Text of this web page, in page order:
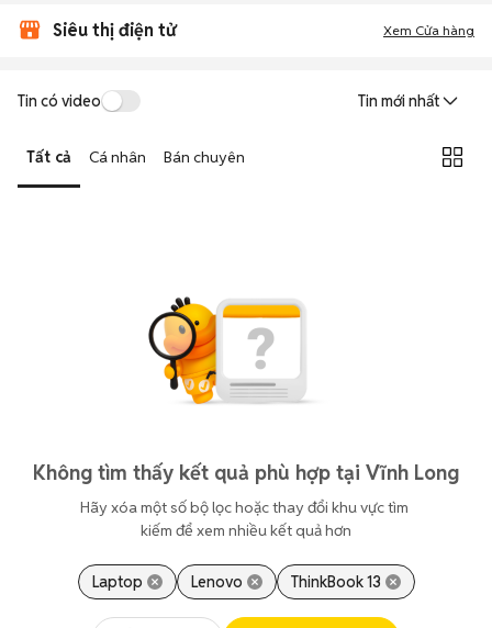
Siêu thị điện tử Xem Cửa hàng
Tin có video Tin mới nhất
Tất cả Cá nhân Bán chuyên
Không tìm thấy kết quả phù hợp tại Vĩnh Long
Hãy xóa một số bộ lọc hoặc thay đổi khu vực tìm
kiếm để xem nhiều kết quả hơn
Laptop Lenovo ThinkBook 13